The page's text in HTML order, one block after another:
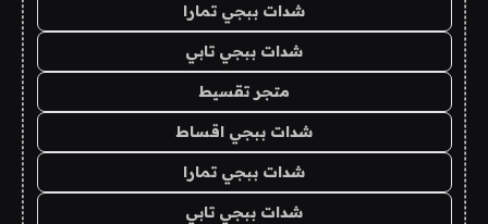
شدات ببجي تمارا
شدات ببجي تابي
متجر تقسيط
شدات ببجي اقساط
شدات ببجي تمارا
شدات ببجي تابي